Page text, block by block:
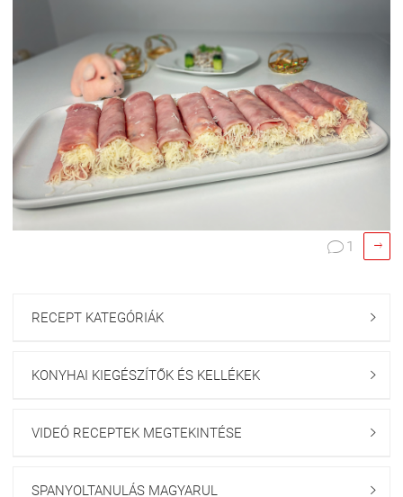
 1 
RECEPT KATEGÓRIÁK 
KONYHAI KIEGÉSZÍTŐK ÉS KELLÉKEK 
VIDEÓ RECEPTEK MEGTEKINTÉSE 
SPANYOLTANULÁS MAGYARUL 